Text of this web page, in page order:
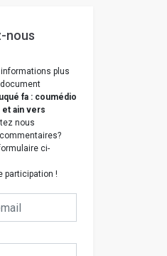
nous
plus
fa : coumédio
et ain vers
nous
ci-
participation !